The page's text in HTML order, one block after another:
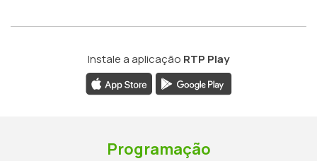
Instale a aplicação RTP Play
Programação